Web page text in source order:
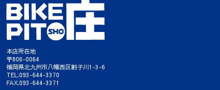
本店所在地
〒806-0064
福岡県北九州市八幡西区割子川1-3-6
TEL:093-644-3370
FAX:093-644-3371